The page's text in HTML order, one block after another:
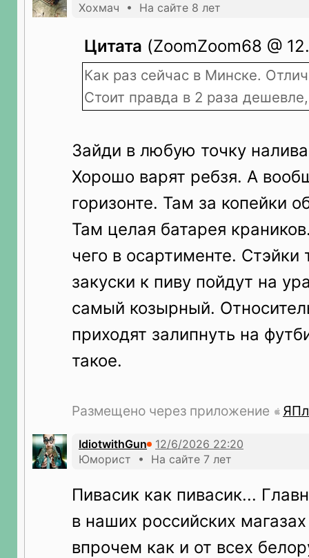
Хохмач • На сайте 8 лет
Цитата (ZoomZoom68 @
Как раз сейчас в Минске.
Стоит правда в 2 раза
Зайди в любую точку
Хорошо варят ребзя. А
горизонте. Там за копейки
Там целая батарея
чего в осартименте. Стэйки
закуски к пиву пойдут на
самый козырный.
приходят залипнуть на
такое.
Размещено через приложение
IdiotwithGun
Юморист • На сайте 7 лет
Пивасик как пивасик...
в наших российских
впрочем как и от всех